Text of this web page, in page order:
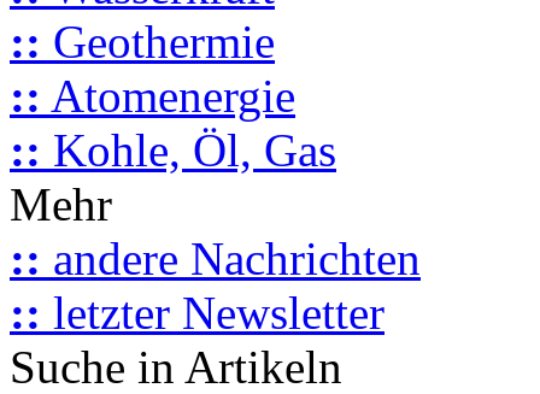
:: Geothermie
:: Atomenergie
:: Kohle, Öl, Gas
Mehr
:: andere Nachrichten
:: letzter Newsletter
Suche in Artikeln